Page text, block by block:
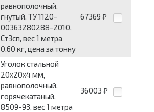
равнополочный,
гнутый, ТУ 1120-
00363280288-2010,
Ст3сп, вес 1 метра
0.60 кг, цена за тонну
67369 ₽
Уголок стальной
20x20x4 мм,
равнополочный,
горячекатаный,
8509-93, вес 1 метра
36003 ₽